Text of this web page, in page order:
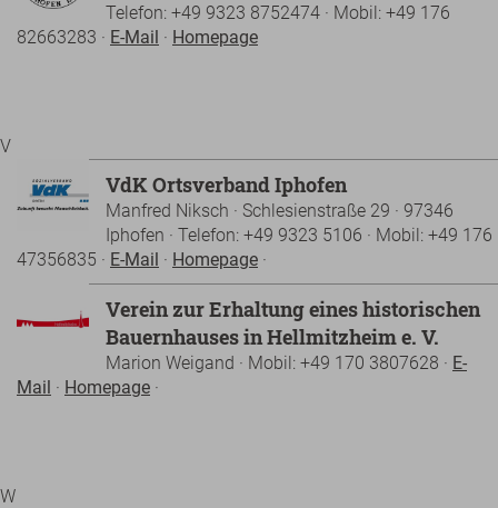
Telefon: +49 9323 8752474 · Mobil: +49 176
82663283 · E-Mail · Homepage
V
VdK Ortsverband Iphofen
Manfred Niksch · Schlesienstraße 29 · 97346
Iphofen · Telefon: +49 9323 5106 · Mobil: +49 176
47356835 · E-Mail · Homepage ·
Verein zur Erhaltung eines historischen
Bauernhauses in Hellmitzheim e. V.
Marion Weigand · Mobil: +49 170 3807628 · E-
Mail · Homepage ·
W